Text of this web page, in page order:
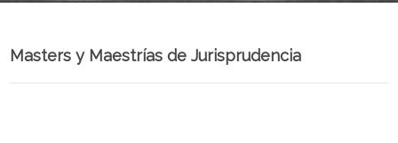
Masters y Maestrías de Jurisprudencia